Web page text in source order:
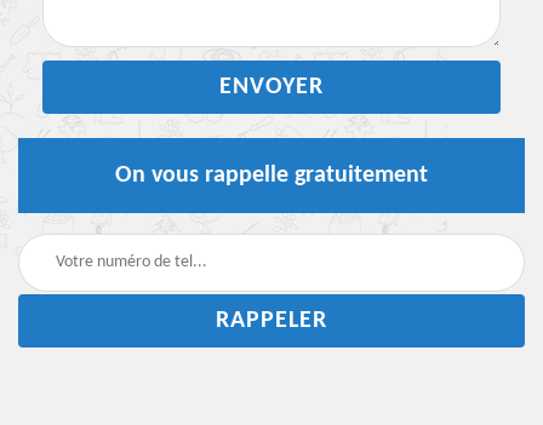
On vous rappelle gratuitement